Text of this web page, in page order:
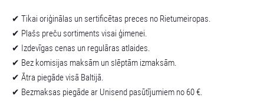
✔ Tikai oriģinālas un sertificētas preces no Rietumeiropas.
✔ Plašs preču sortiments visai ģimenei.
✔ Izdevīgas cenas un regulāras atlaides.
✔ Bez komisijas maksām un slēptām izmaksām.
✔ Ātra piegāde visā Baltijā.
✔ Bezmaksas piegāde ar Unisend pasūtījumiem no 60 €.